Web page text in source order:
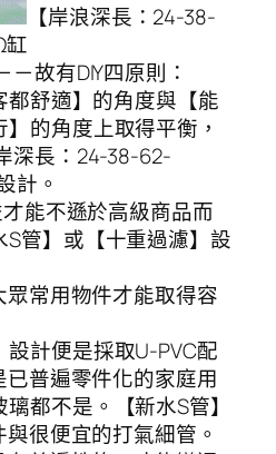
【岸浪深長：24-38-
故有DIY四原則：
都舒適】的角度與【能
的角度上取得平衡，
深長：24-38-62-
計。
能不遜於高級商品而
管】或【十重過濾】設
眾常用物件才能取得容
計便是採取U-PVC配
普遍零件化的家庭用
都不是。【新水S管】
很便宜的打氣細管。